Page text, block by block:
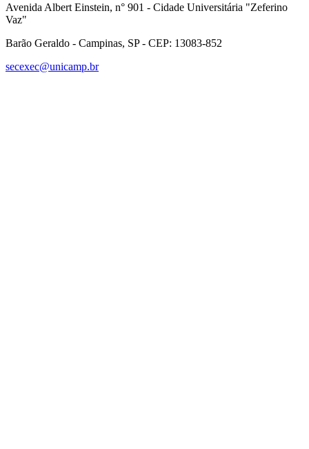
Avenida Albert Einstein, n° 901 - Cidade Universitária "Zeferino
Vaz"
Barão Geraldo - Campinas, SP - CEP: 13083-852
secexec@unicamp.br